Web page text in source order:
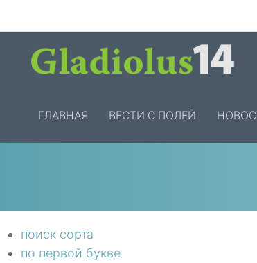
ГЛАВНАЯ ВЕСТИ С ПОЛЕЙ
поиск сорта
по первой букве